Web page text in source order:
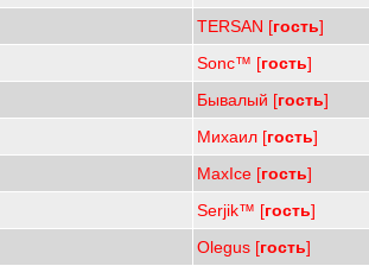
TERSAN [гость]
Sonc™ [гость]
Бывалый [гость]
Михаил [гость]
MaxIce [гость]
Serjik™ [гость]
Olegus [гость]